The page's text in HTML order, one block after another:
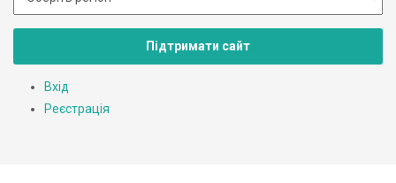
Підтримати сайт
Вхід
Реєстрація